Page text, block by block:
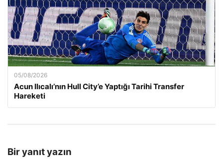
05/08/2026
Acun Ilıcalı’nın Hull City’e Yaptığı Tarihi Transfer
Hareketi
Bir yanıt yazın